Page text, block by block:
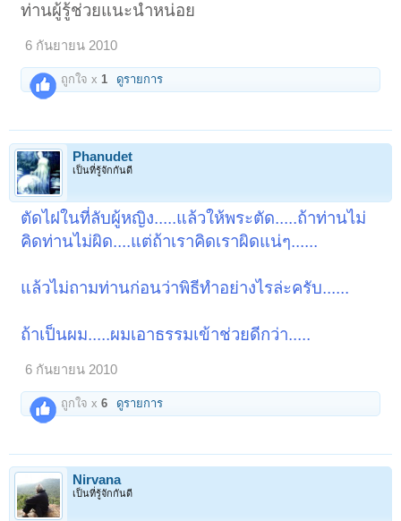
ท่านผู้รู้ช่วยแนะนำหน่อย
6 กันยายน 2010
ถูกใจ x1 ดูรายการ
Phanudet
เป็นที่รู้จักกันดี
ตัดไฝในที่ลับผู้หญิง.....แล้วให้พระตัด.....ถ้าท่านไม่
คิดท่านไม่ผิด....แต่ถ้าเราคิดเราผิดแน่ๆ......
แล้วไม่ถามท่านก่อนว่าพิธีทำอย่างไรล่ะครับ......
ถ้าเป็นผม.....ผมเอาธรรมเข้าช่วยดีกว่า.....
6 กันยายน 2010
ถูกใจ x6 ดูรายการ
Nirvana
เป็นที่รู้จักกันดี